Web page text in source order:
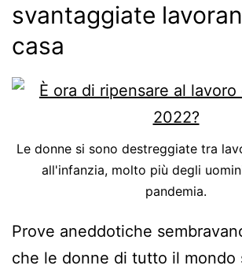
svantaggiate
casa
Le donne si sono destreggiate tra
all'infanzia, molto più degli
pandemia.
Prove aneddotiche
che le donne di tutto il mondo